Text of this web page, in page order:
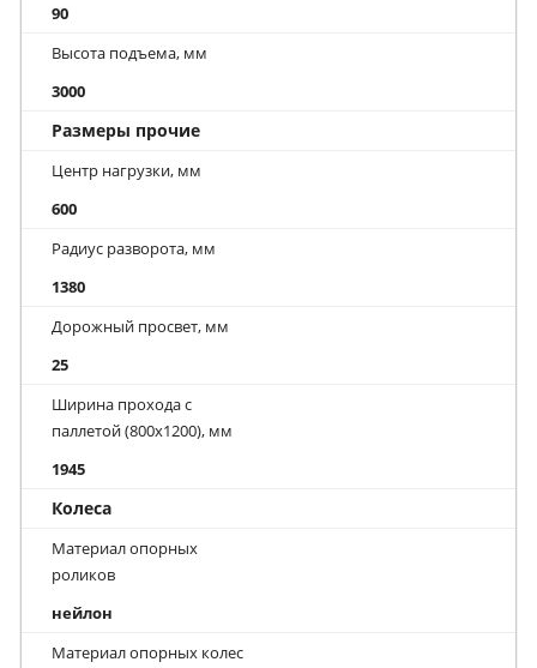
90
Высота подъема, мм
3000
Размеры прочие
Центр нагрузки, мм
600
Радиус разворота, мм
1380
Дорожный просвет, мм
25
Ширина прохода с
паллетой (800х1200), мм
1945
Колеса
Материал опорных
роликов
нейлон
Материал опорных колес